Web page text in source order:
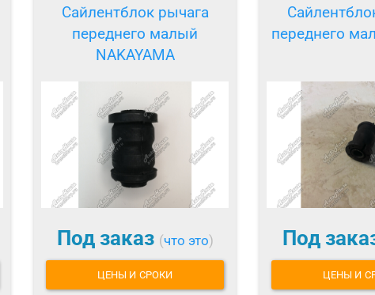
Сайлентблок рычага
переднего малый
NAKAYAMA
Под заказ (что это)
ЦЕНЫ И СРОКИ
переднего
Под
ЦЕНЫ И